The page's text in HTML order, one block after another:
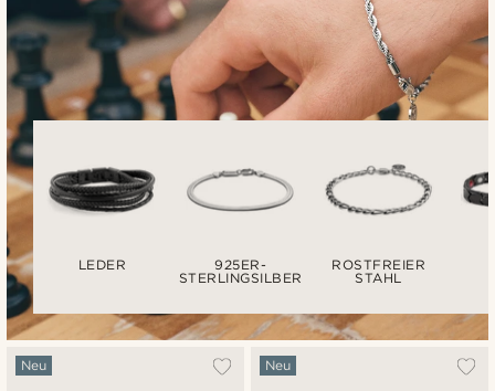
Neu Neu
LEDER
925ER-
STERLINGSILBER
ROSTFREIER
STAHL